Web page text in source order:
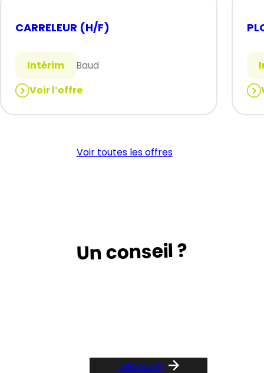
CARRELEUR (H/F)
Intérim
Baud
Voir l’offre
:
CARRELEUR
:
Voir toutes les offres
Un conseil ?
Découvrir